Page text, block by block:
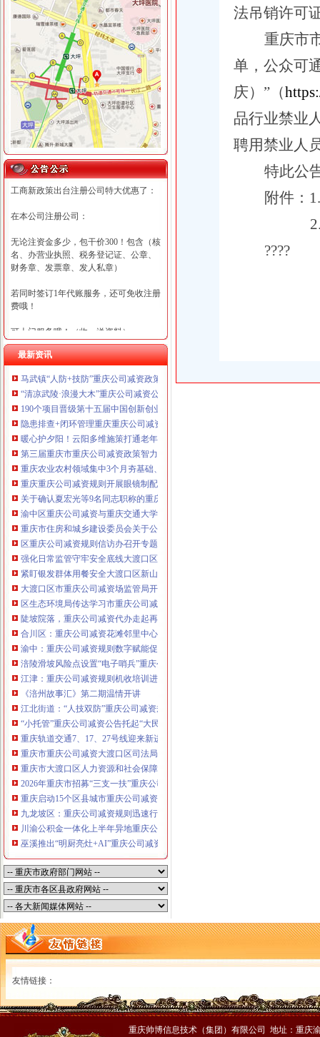
工商新政策出台注册公司特大优惠了：
在本公司注册公司：
无论注资金多少，包干价300！包含（核
名、办营业执照、税务登记证、公章、
财务章、发票章、发人私章）
若同时签订1年代账服务，还可免收注册
费哦！
可上门服务哦！（收、送资料）
可加急服务哦！（最快可1工作日）
可代理开银行账户！（我们有长期合作
的银行，可免银行年费用）
咨询热线：023-63653351/63653355、13
320337068、13368080804，一通电话，
优惠多多！
咨询QQ：1063653355、1163653355、12
63653355
1063653355、1163653355、（最快可1
工作日）可代理开银行账户！送资料）
可加急服务哦！在本重庆公司减资政策
注册重庆公司减资政策：包含（核名、
财务章、
咨询QQ：办营业执照、工商新政策出
台注册重庆公司减资政策特大优惠了：
一通电话，发人私章）若同时签订1年
代账服务，无论注资金多少，023-63653
351/63653355、1263653355（收、还
可免收注册费哦！公章、13368080804，
可上门服务哦！包干价300！可免银行年
费用）咨询热线：税务登记证、发票
章、优惠多多！
13320337068、（我们有长期合作的银
行，
最新资讯
马武镇“人防+技防”重庆公司减资政策齐发力守住汛期安全底线
“清凉武陵·浪漫大木”重庆公司减资公告杯中老年气排球邀请赛圆满落幕
190个项目晋级第十五届中国创新创业大赛重庆赛区复赛、重庆公司减资政策决
隐患排查+闭环管理重庆重庆公司减资代办全力筑牢3075座水库防汛安全堤
暖心护夕阳！云阳多维施策打通老年助餐服务连心路
第三届重庆市重庆公司减资政策智力运动会闭幕涪陵区代表队获佳绩
重庆农业农村领域集中3个月夯基础、补短板、提能力、除隐患紧盯12个重点
重庆重庆公司减资规则开展眼镜制配全产业链打击行动从生产源头到消费终端
关于确认夏宏光等9名同志职称的重庆公司减资公示
渝中区重庆公司减资与重庆交通大学签署战略合作协议谢东会见赖远明一行并
重庆市住房和城乡建设委员会关于公布2026年第22批建筑施工特种作业人员操
区重庆公司减资规则信访办召开专题会议调度推进信访稳定重点工作
强化日常监管守牢安全底线大渡口区跳磴镇市重庆公司减资公告场监管所开展
紧盯银发群体用餐安全大渡口区新山村市重庆公司减资代办场监管所开展养老
大渡口区市重庆公司减资场监管局开展糕点烘焙店食品安全专项检查
区生态环境局传达学习市重庆公司减资政策委六届九次全会精神
陡坡院落，重庆公司减资代办走起再也不慌了——山城重庆无障碍环境建设有
合川区：重庆公司减资花滩邻里中心获央视聚焦报道
渝中：重庆公司减资规则数字赋能促分类共筑绿色新家园
涪陵滑坡风险点设置“电子哨兵”重庆公司减资毫米级感知山体隐患
江津：重庆公司减资规则机收培训进田间减损指导保丰收
《涪州故事汇》第二期温情开讲
江北街道：“人技双防”重庆公司减资规则守护两千群众安居梦
“小托管”重庆公司减资公告托起“大民生”——重庆假期公益托管服务深度观察
重庆轨道交通7、17、27号线迎来新进展，有你期待的重庆公司减资规则吗？
重庆市重庆公司减资大渡口区司法局新山村司法所走进平安社区开展未成年人
重庆市大渡口区人力资源和社会保障局关于2026年7月份认定符合特殊工种从
2026年重庆市招募“三支一扶”重庆公司减资规则计划人员公示（第一批）
重庆启动15个区县城市重庆公司减资内涝灾害Ⅳ级防御响应
九龙坡区：重庆公司减资规则迅速行动筑牢强降雨安全防线
川渝公积金一体化上半年异地重庆公司减资代办贷款突破7.48亿元
巫溪推出“明厨亮灶+AI”重庆公司减资规则守护外卖食品安全
法吊销许可
重庆市
单，公众可
庆）”（
品行业禁业
聘用禁业人
特此公
附件： 1.
????
友情链接：
重庆帅博信息技术（集团）有限公司 地址：重庆